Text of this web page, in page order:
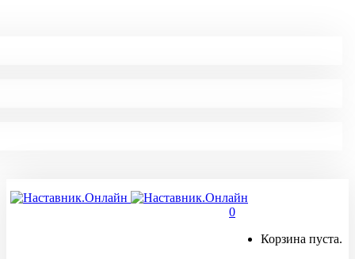
0
Корзина пуста.